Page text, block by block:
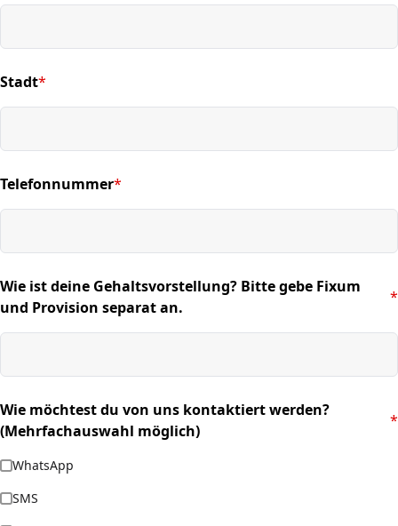
Stadt*
(required)
Telefonnummer*
(required)
Wie ist deine Gehaltsvorstellung? Bitte gebe Fixum
und Provision separat an.
*
(required)
Wie möchtest du von uns kontaktiert werden?
(Mehrfachauswahl möglich)
*
(required)
WhatsApp
SMS